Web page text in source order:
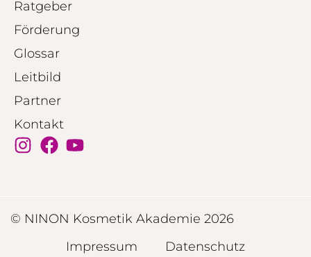
Ratgeber
Förderung
Glossar
Leitbild
Partner
Kontakt
© NINON Kosmetik Akademie 2026
Impressum
Datenschutz